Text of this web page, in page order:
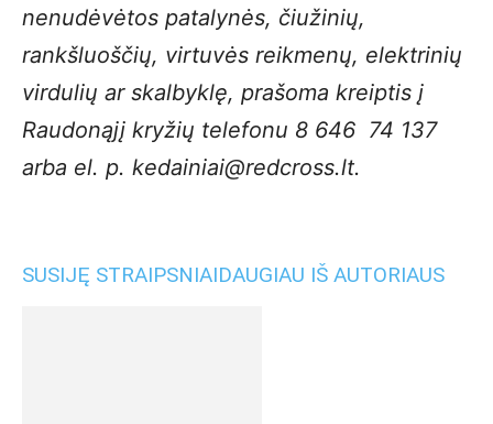
nenudėvėtos patalynės, čiužinių,
rankšluoščių, virtuvės reikmenų, elektrinių
virdulių ar skalbyklę, prašoma kreiptis į
Raudonąjį kryžių telefonu 8 646 74 137
arba el. p. kedainiai@redcross.lt.
SUSIJĘ STRAIPSNIAIDAUGIAU IŠ AUTORIAUS